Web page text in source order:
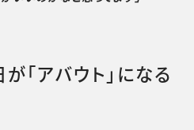
「アバウト」になる